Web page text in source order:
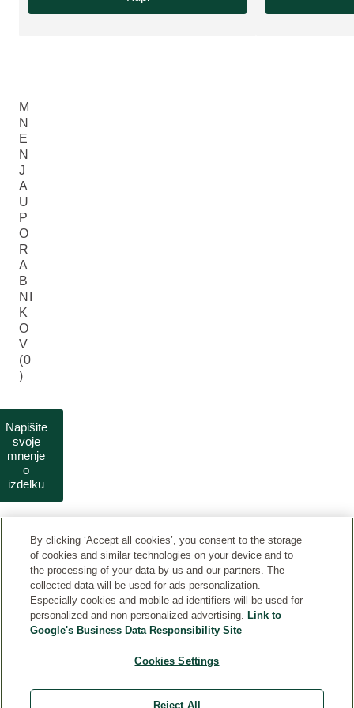
M
N
E
N
J
A
U
P
O
R
A
B
NI
K
O
V
(0
)
Napišite
svoje
mnenje
o
izdelku
PRAVNA OBVESTILA
By clicking ‘Accept all cookies’, you consent to the storage
of cookies and similar technologies on your device and to
the processing of your data by us and our partners. The
collected data will be used for ads personalization.
Especially cookies and mobile ad identifiers will be used for
personalized and non-personalized advertising. Link to
Google's Business Data Responsibility Site
Cookies Settings
Reject All